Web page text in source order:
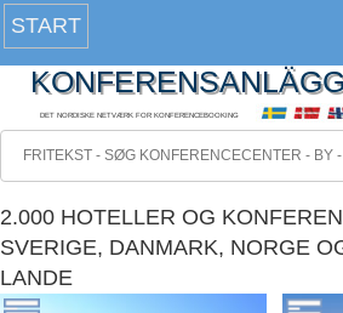
START
DET NORDISKE NETVÆRK FOR KONFERENCEBOOKING
2.000 HOTELLER OG
SVERIGE, DANMARK, NORGE
LANDE